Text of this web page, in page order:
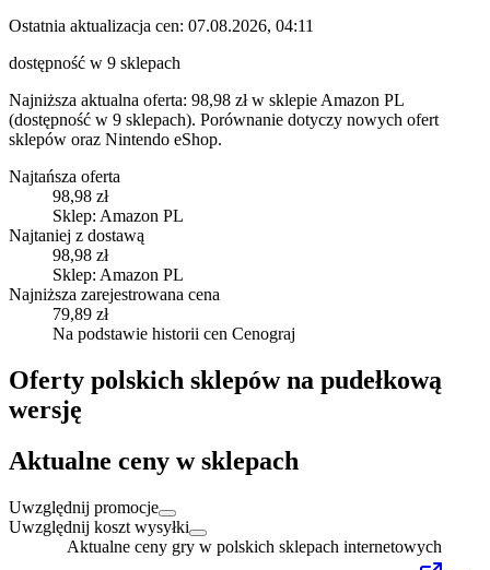
Ostatnia aktualizacja cen: 07.08.2026, 04:11
dostępność w 9 sklepach
Najniższa aktualna oferta: 98,98 zł w sklepie Amazon PL
(dostępność w 9 sklepach). Porównanie dotyczy nowych ofert
sklepów oraz Nintendo eShop.
Najtańsza oferta
98,98 zł
Sklep: Amazon PL
Najtaniej z dostawą
98,98 zł
Sklep: Amazon PL
Najniższa zarejestrowana cena
79,89 zł
Na podstawie historii cen Cenograj
Oferty polskich sklepów na pudełkową
wersję
Aktualne ceny w sklepach
Uwzględnij promocje
Uwzględnij koszt wysyłki
Aktualne ceny gry w polskich sklepach internetowych